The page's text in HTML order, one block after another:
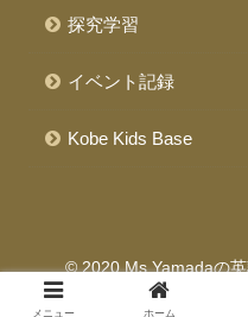
探究学習
イベント記録
Kobe Kids Base
© 2020 Ms.Yamadaの
メニュー ホーム